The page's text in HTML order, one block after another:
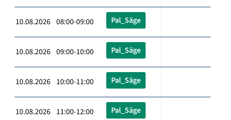
10.08.2026 08:00-09:00 Pal_Säge
10.08.2026 09:00-10:00 Pal_Säge
10.08.2026 10:00-11:00 Pal_Säge
10.08.2026 11:00-12:00 Pal_Säge